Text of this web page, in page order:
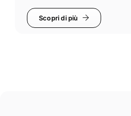
Scopri di più